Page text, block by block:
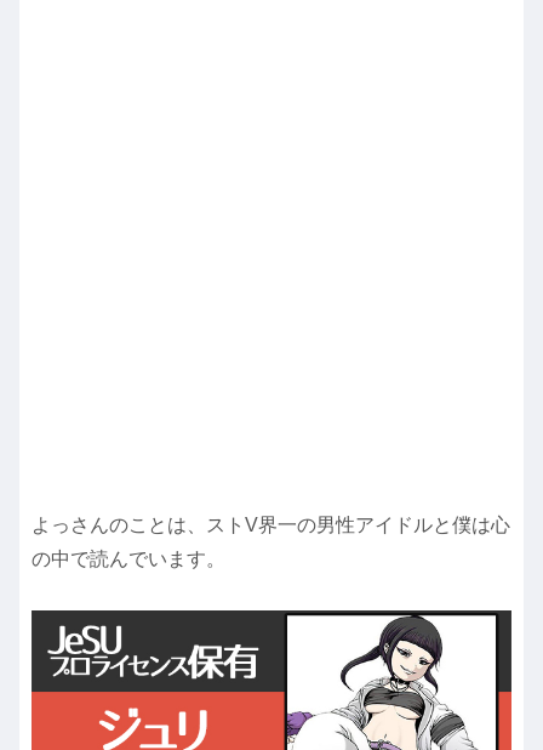
よっさんのことは、ストV界一の男性アイドルと僕は心
の中で読んでいます。